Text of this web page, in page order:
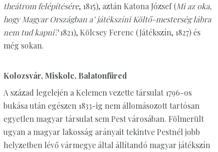
theátrom felépítésére, 1815), aztán Katona József (Mi az oka,
hogy Magyar Országban a’ játékszíni Költő-mesterség lábra
nem tud kapni?1821), Kölcsey Ferenc (Játékszín, 1827) és
még sokan.
Kolozsvár, Miskolc, Balatonfüred
A század legelején a Kelemen vezette társulat 1796-os
bukása után egészen 1833-ig nem állomásozott tartósan
egyetlen magyar társulat sem Pest városában. Fölmerült
ugyan a magyar lakosság arányait tekintve Pestnél jobb
helyzetben lévő vármegye által állítandó magyar játékszín